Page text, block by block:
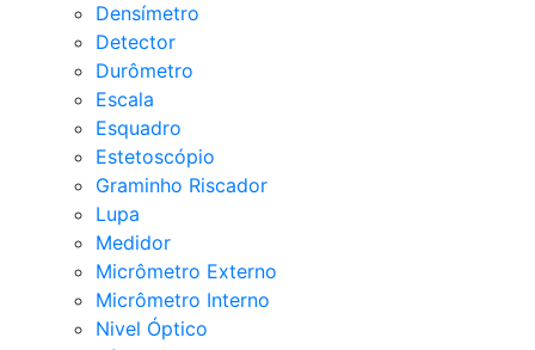
Densímetro
Detector
Durômetro
Escala
Esquadro
Estetoscópio
Graminho Riscador
Lupa
Medidor
Micrômetro Externo
Micrômetro Interno
Nivel Óptico